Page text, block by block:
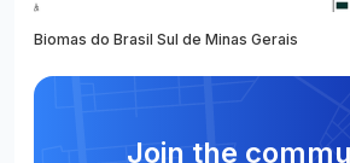
Biomas do Brasil Sul de Minas Gerais
Join the